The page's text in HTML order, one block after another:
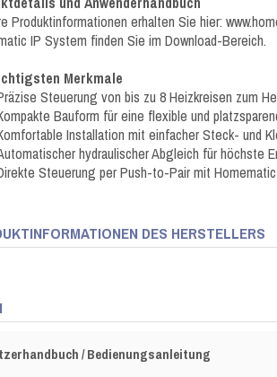
Produktinformationen erhalten Sie hier:
IP System finden Sie im Download-Bereich.
Merkmale
Steuerung von bis zu 8 Heizkreisen zum
Bauform für eine flexible und
Installation mit einfacher Steck- und
hydraulischer Abgleich für höchste
Steuerung per Push-to-Pair mit
DES HERSTELLERS
/ Bedienungsanleitung